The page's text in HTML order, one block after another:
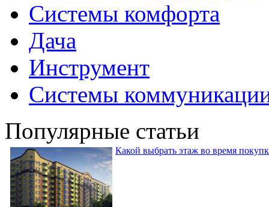
Системы комфорта
Дача
Инструмент
Системы
Популярные статьи
Какой выбрать этаж во время